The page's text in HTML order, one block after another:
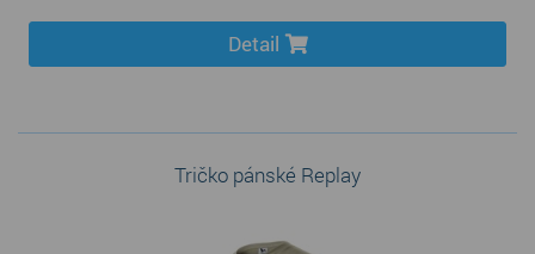
Detail
Tričko pánské Replay